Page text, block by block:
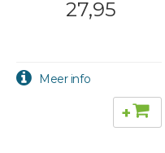
27,95
+